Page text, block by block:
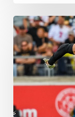
Hammer
der
Offseason:
Geyer
wechselt
den